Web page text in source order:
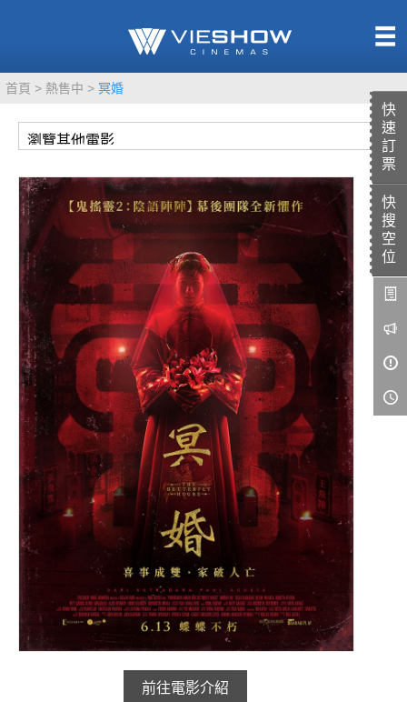
快
速
訂
票
快
搜
空
位
首頁 熱售中 冥婚
前往電影介紹
TITAN SCREEN
MUCROWN
4DX
VR 演唱會
GOLD CLASS
AD口述影像
LIVE演唱會
影城餐飲
UNICORN
影城公告
影城活動
中獎名單
合作夥伴
商家介紹
加入iShow
會員活動
會員Q&A